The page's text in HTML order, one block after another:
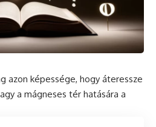
azon képessége, hogy áteressze
a mágneses tér hatására a